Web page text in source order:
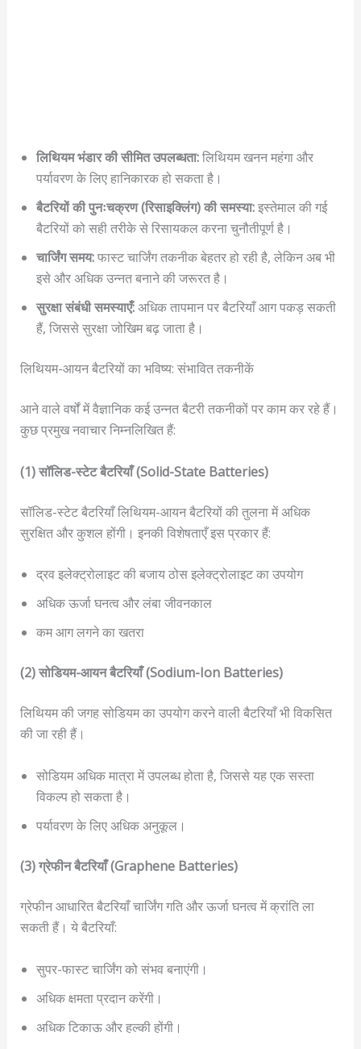
लिथियम भंडार की सीमित उपलब्धता:लिथियम खनन महंगा और
पर्यावरण के लिए हानिकारक हो सकता है।
बैटरियों की पुनःचक्रण (रिसाइक्लिंग) की समस्या:इस्तेमाल की गई
बैटरियों को सही तरीके से रिसायकल करना चुनौतीपूर्ण है।
चार्जिंग समय:फास्ट चार्जिंग तकनीक बेहतर हो रही है, लेकिन अब भी
इसे और अधिक उन्नत बनाने की जरूरत है।
सुरक्षा संबंधी समस्याएँ:अधिक तापमान पर बैटरियाँ आग पकड़ सकती
हैं, जिससे सुरक्षा जोखिम बढ़ जाता है।
लिथियम-आयन बैटरियों का भविष्य: संभावित तकनीकें
आने वाले वर्षों में वैज्ञानिक कई उन्नत बैटरी तकनीकों पर काम कर रहे हैं।
कुछ प्रमुख नवाचार निम्नलिखित हैं:
(1) सॉलिड-स्टेट बैटरियाँ (Solid-State Batteries)
सॉलिड-स्टेट बैटरियाँ लिथियम-आयन बैटरियों की तुलना में अधिक
सुरक्षित और कुशल होंगी। इनकी विशेषताएँ इस प्रकार हैं:
द्रव इलेक्ट्रोलाइट की बजाय ठोस इलेक्ट्रोलाइट का उपयोग
अधिक ऊर्जा घनत्व और लंबा जीवनकाल
कम आग लगने का खतरा
(2) सोडियम-आयन बैटरियाँ (Sodium-Ion Batteries)
लिथियम की जगह सोडियम का उपयोग करने वाली बैटरियाँ भी विकसित
की जा रही हैं।
सोडियम अधिक मात्रा में उपलब्ध होता है, जिससे यह एक सस्ता
विकल्प हो सकता है।
पर्यावरण के लिए अधिक अनुकूल।
(3) ग्रेफीन बैटरियाँ (Graphene Batteries)
ग्रेफीन आधारित बैटरियाँ चार्जिंग गति और ऊर्जा घनत्व में क्रांति ला
सकती हैं। ये बैटरियाँ:
सुपर-फास्ट चार्जिंग को संभव बनाएंगी।
अधिक क्षमता प्रदान करेंगी।
अधिक टिकाऊ और हल्की होंगी।